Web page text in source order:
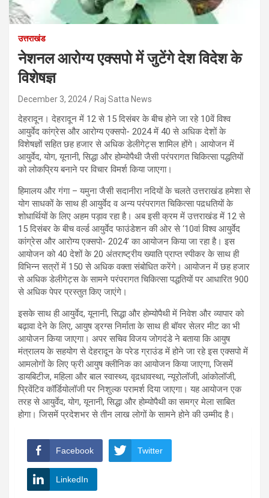
उत्तराखंड
नेशनल आरोग्य एक्सपो में जुटेंगे देश विदेश के
विशेषज्ञ
December 3, 2024 Raj Satta News
देहरादून। देहरादून में 12 से 15 दिसंबर के बीच होने जा रहे 10वें विश्व
आयुर्वेद कांग्रेस और आरोग्य एक्सपो- 2024 में 40 से अधिक देशों के
विशेषज्ञों सहित छह हजार से अधिक डेलीगेट्स शामिल होंगे। आयोजन में
आयुर्वेद, योग, यूनानी, सिद्धा और होम्योपैथी जैसी परंपरागत चिकित्सा पद्धतियों
को लोकप्रिय बनाने पर विचार विमर्श किया जाएगा।
हिमालय और गंगा – यमुना जैसी सदानीरा नदियों के चलते उत्तराखंड हमेशा से
योग साधकों के साथ ही आयुर्वेद व अन्य परंपरागत चिकित्सा पद़धतियों के
शोधार्थियों के लिए अहम पड़ाव रहा है। अब इसी क्रम में उत्तराखंड में 12 से
15 दिसंबर के बीच वर्ल्ड आयुर्वेद फाउंडेशन की ओर से ‘10वां विश्व आयुर्वेद
कांग्रेस और आरोग्य एक्सपो- 2024’ का आयोजन किया जा रहा है। इस
आयोजन को 40 देशों के 20 अंतराष्ट्रीय ख्याति प्राप्त स्पीकर के साथ ही
विभिन्न सत्रों में 150 से अधिक वक्ता संबोधित करेंगे। आयोजन में छह हजार
से अधिक डेलीगेट्स के सामने परंपरागत चिकित्सा पद्धतियों पर आधारित 900
से अधिक पेपर प्रस्तुत किए जाएंगे।
इसके साथ ही आयुर्वेद, यूनानी, सिद्धा और होम्योपैथी में निवेश और व्यापार को
बढ़ावा देने के लिए, आयुष ड्रग्स निर्माता के साथ ही बॉयर सेलर मीट का भी
आयोजन किया जाएगा। अपर सचिव विजय जोगदंडे ने बताया कि आयुष
मंत्रालय के सहयोग से देहरादून के परेड ग्राउंड में होने जा रहे इस एक्सपो में
आमलोगों के लिए फ्री आयुष क्लीनिक का आयोजन किया जाएगा, जिसमें
डायबिटीज, महिला और बाल स्वास्थ्य, वृद़धावस्था, न्यूरोलॉजी, आंकोलॉजी,
प्रिवेंटिव कॉर्डियोलॉजी पर निशुल्क परामर्श दिया जाएगा। यह आयोजन एक
तरह से आयुर्वेद, योग, यूनानी, सिद्धा और होम्योपैथी का समग्र मेला साबित
होगा। जिसमें प्रदेशभर से तीन लाख लोगों के सामने होने की उम्मीद है।
Facebook Twitter
LinkedIn